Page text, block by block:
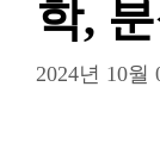
학,
2024년 10월